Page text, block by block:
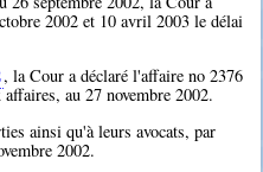
2002 et 10 avril 2003 le délai
, la Cour a déclaré l'affaire no 2376
au 27 novembre 2002.
ainsi qu'à leurs avocats, par
2002.